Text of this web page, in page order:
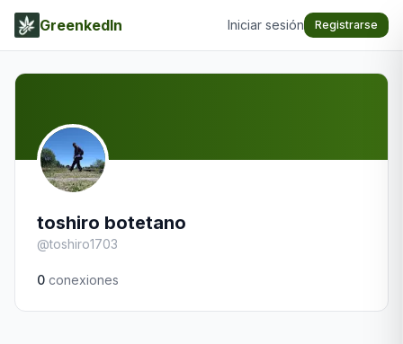
GreenkedIn Iniciar sesión Registrarse
toshiro botetano
@toshiro1703
0 conexiones